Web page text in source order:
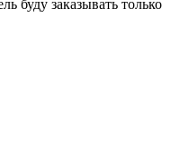
буду заказывать только